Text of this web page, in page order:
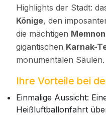
Highlights der Stadt:
Könige, den
die mächtigen
gigantischen Karnak-
monumentalen Säulen.
Ihre Vorteile bei
Einmalige Aussicht:
Heißluftballonfahrt